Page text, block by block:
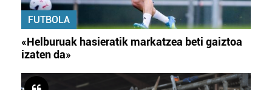
FUTBOLA
«Helburuak hasieratik markatzea beti gaiztoa
izaten da»